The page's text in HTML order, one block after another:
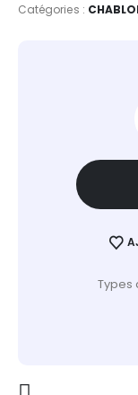
Catégories :
Types